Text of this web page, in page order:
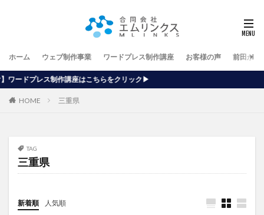
ホーム ウェブ制作事業 ワードプレス制作講座 お客様の声 前田が行
はこちらをクリック▶
HOME 三重県
TAG
三重県
新着順 人気順